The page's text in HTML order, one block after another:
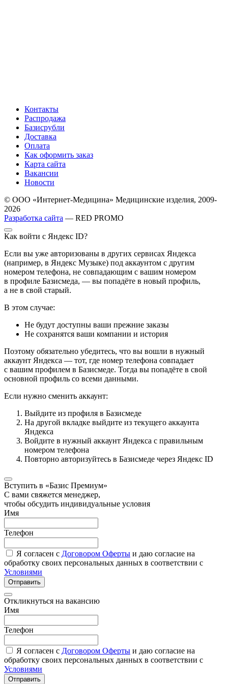
Контакты
Распродажа
Базисрубли
Доставка
Оплата
Как оформить заказ
Карта сайта
Вакансии
Новости
© ООО «Интернет-Медицина» Медицинские изделия, 2009-
2026
Разработка сайта — RED PROMO
Как войти с Яндекс ID?
Если вы уже авторизованы в других сервисах Яндекса
(например, в Яндекс Музыке) под аккаунтом с другим
номером телефона, не совпадающим с вашим номером
в профиле Базисмеда, — вы попадёте в новый профиль,
а не в свой старый.
В этом случае:
Не будут доступны ваши прежние заказы
Не сохранятся ваши компании и история
Поэтому обязательно убедитесь, что вы вошли в нужный
аккаунт Яндекса — тот, где номер телефона совпадает
с вашим профилем в Базисмеде. Тогда вы попадёте в свой
основной профиль со всеми данными.
Если нужно сменить аккаунт:
Выйдите из профиля в Базисмеде
На другой вкладке выйдите из текущего аккаунта
Яндекса
Войдите в нужный аккаунт Яндекса с правильным
номером телефона
Повторно авторизуйтесь в Базисмеде через Яндекс ID
Вступить в «Базис Премиум»
С вами свяжется менеджер,
чтобы обсудить индивидуальные условия
Имя
Телефон
Я согласен с Договором Оферты и даю согласие на
обработку своих персональных данных в соответствии с
Условиями
Отправить
Откликнуться на вакансию
Имя
Телефон
Я согласен с Договором Оферты и даю согласие на
обработку своих персональных данных в соответствии с
Условиями
Отправить